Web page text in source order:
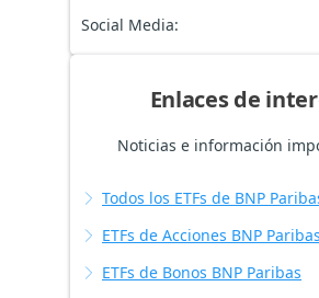
Social Media:
Enlaces de
Noticias e información
Todos los ETFs de BNP
ETFs de Acciones BNP Paribas
ETFs de Bonos BNP Paribas